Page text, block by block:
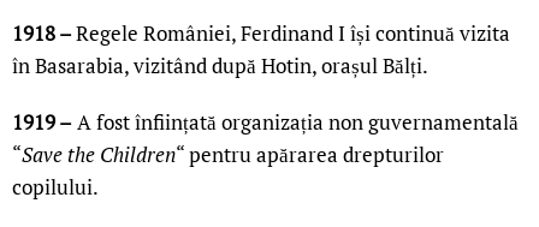
1918 –Regele României, Ferdinand I își continuă vizita
în Basarabia, vizitând după Hotin, orașul Bălți.
1919 –A fost înființată organizația non guvernamentală
“Save the Children“ pentru apărarea drepturilor
copilului.